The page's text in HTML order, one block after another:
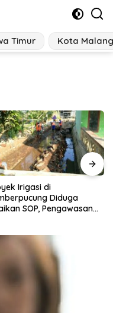
Timur Kota Malang
Ancaman Perubahan Iklim,
Desa di Jatim Bangun
Tangguh Bencana